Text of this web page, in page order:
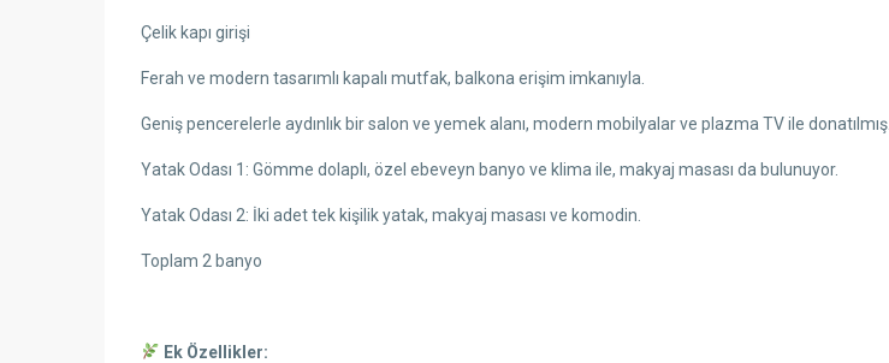
Çelik kapı girişi
Ferah ve modern tasarımlı kapalı mutfak, balkona erişim imkanıyla.
Geniş pencerelerle aydınlık bir salon ve yemek alanı, modern mobilyalar ve plazma TV ile donatılmış.
Yatak Odası 1: Gömme dolaplı, özel ebeveyn banyo ve klima ile, makyaj masası da bulunuyor.
Yatak Odası 2: İki adet tek kişilik yatak, makyaj masası ve komodin.
Toplam 2 banyo
Ek Özellikler: